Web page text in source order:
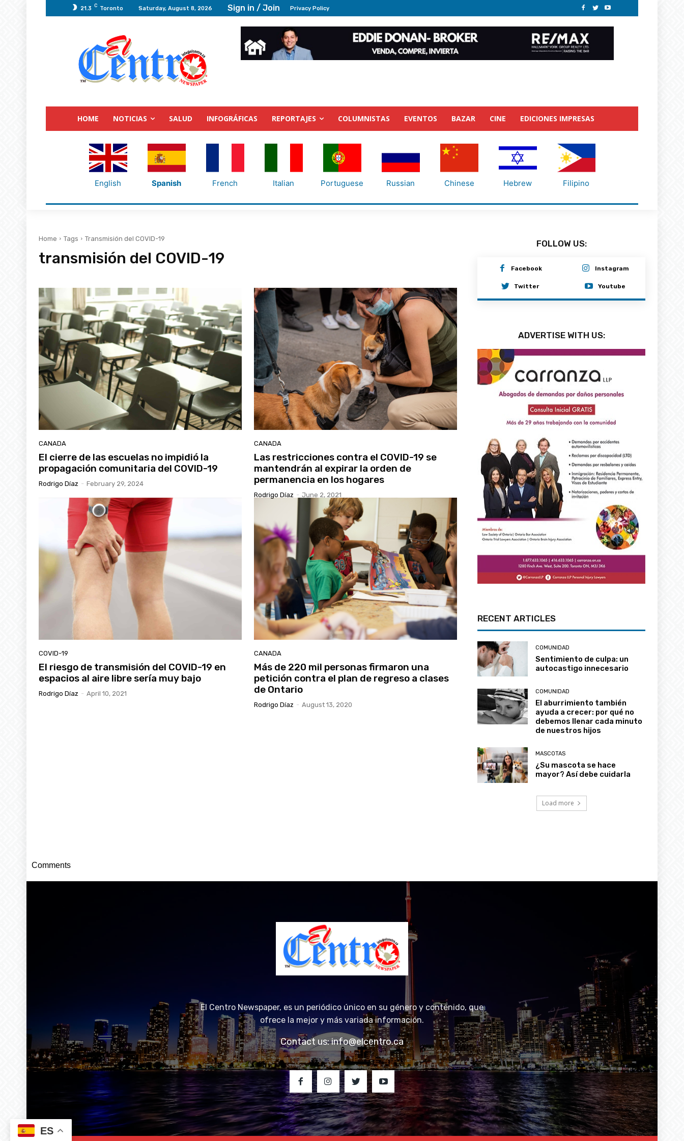
21.3 C Toronto Saturday, August 8, 2026 Sign in / Join Privacy Policy
HOME NOTICIAS SALUD INFOGRÁFICAS REPORTAJES COLUMNISTAS EVENTOS BAZAR CINE EDICIONES IMPRESAS
English Spanish French Italian Portuguese Russian Chinese Hebrew Filipino
Home Tags Transmisión del COVID-19
transmisión del COVID-19
CANADA
El cierre de las escuelas no impidió la
propagación comunitaria del COVID-19
Rodrigo Díaz - February 29, 2024
CANADA
Las restricciones contra el COVID-19 se
mantendrán al expirar la orden de
permanencia en los hogares
Rodrigo Díaz - June 2, 2021
COVID-19
El riesgo de transmisión del COVID-19 en
espacios al aire libre sería muy bajo
Rodrigo Díaz - April 10, 2021
CANADA
Más de 220 mil personas firmaron una
petición contra el plan de regreso a clases
de Ontario
Rodrigo Díaz - August 13, 2020
FOLLOW US:
Facebook Instagram
Twitter Youtube
ADVERTISE WITH US:
Sentimiento de culpa: un
autocastigo innecesario
El aburrimiento también
ayuda a crecer: por qué no
debemos llenar cada minuto
de nuestros hijos
¿Su mascota se hace
mayor? Así debe cuidarla
El Centro Newspaper, es un periódico único en su género y contenido, que
ofrece la mejor y más variada información.
Contact us:info@elcentro.ca
© 2023 El Centro Newspaper. All Rights Reserved. Privacy Policy
ES